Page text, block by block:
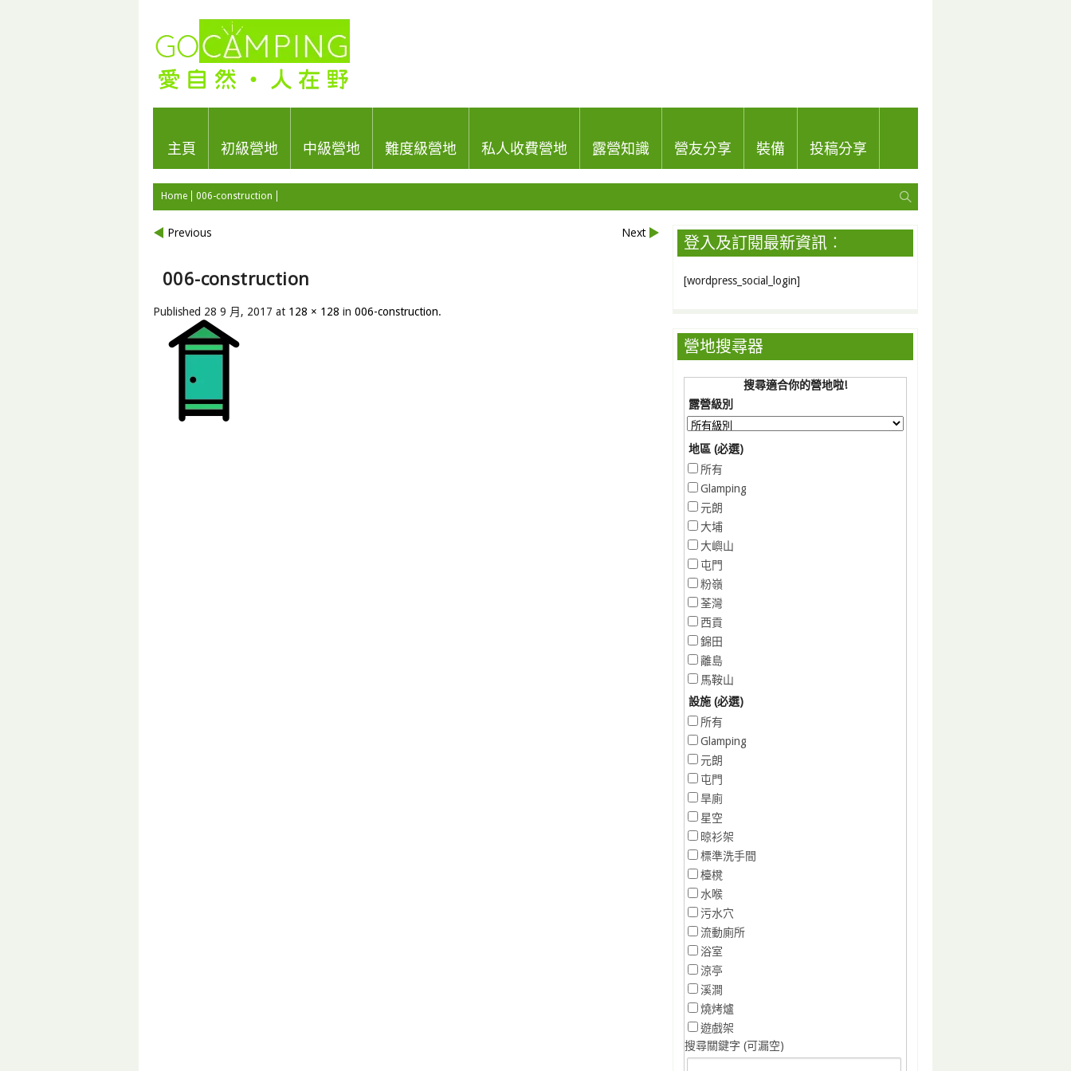
主頁 初級營地 中級營地 難度級營地 私人收費營地 露營知識 營友分享 裝備 投稿分享
Home 006-construction
Previous Next
006-construction
Published 28 9 月, 2017 at 128 × 128 in 006-construction.
登入及訂閱最新資訊︰
[wordpress_social_login]
營地搜尋器
搜尋適合你的營地啦!
露營級別
地區 (必選)
所有
Glamping
元朗
大埔
大嶼山
屯門
粉嶺
荃灣
西貢
錦田
離島
馬鞍山
設施 (必選)
所有
Glamping
元朗
屯門
旱廁
星空
晾衫架
標準洗手間
檯櫈
水喉
污水穴
流動廁所
浴室
涼亭
溪澗
燒烤爐
遊戲架
搜尋關鍵字 (可漏空)